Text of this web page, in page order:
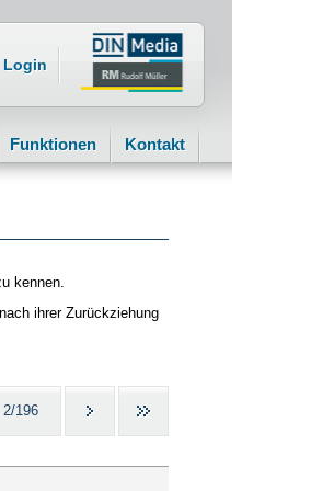
Login
Funktionen Kontakt
kennen.
ihrer Zurückziehung
2/196